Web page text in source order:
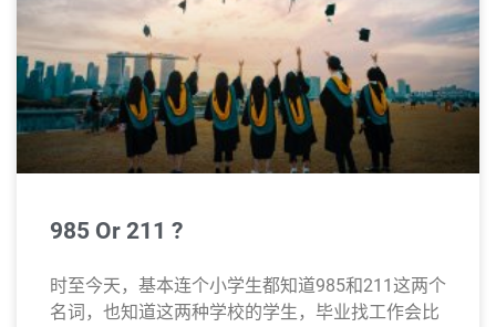
985 Or 211 ?
时至今天，基本连个小学生都知道985和211这两个
名词，也知道这两种学校的学生，毕业找工作会比